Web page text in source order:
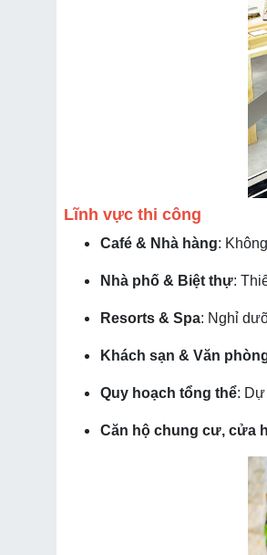
Lĩnh vực thi công
Café & Nhà hàng:
Nhà phố & Biệt thự:
Resorts & Spa: Nghỉ
Khách sạn & Văn
Quy hoạch tổng thể:
Căn hộ chung cư, cửa